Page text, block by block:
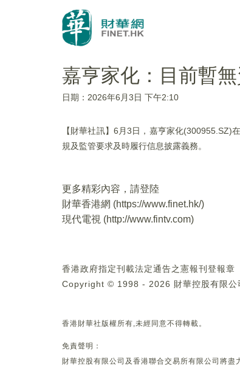
嘉亨家化：目前暫
日期：2026年6月3日 下午2:10
【財華社訊】6月3日，嘉亨家化
規及監管要求及時履行信息披露義務。
更多精彩內容，請登陸
財華香港網 (https://www.finet.hk/)
現代電視 (http://www.fintv.com)
香港政府指定刊載法定通告之憲報刊登報章
Copyright © 1998 - 2026 財華控股有限公
香港財華社版權所有,未經同意不得轉載。
免責聲明：
財華控股有限公司及香港聯合交易所有限公司將